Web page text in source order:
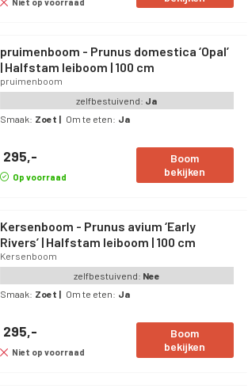
Niet op voorraad
pruimenboom - Prunus domestica ‘Opal’
| Halfstam leiboom | 100 cm
pruimenboom
zelfbestuivend: Ja
Smaak: Zoet | Om te eten: Ja
295,-
Op voorraad
Boom
bekijken
Kersenboom - Prunus avium ‘Early
Rivers’ | Halfstam leiboom | 100 cm
Kersenboom
zelfbestuivend: Nee
Smaak: Zoet | Om te eten: Ja
295,-
Niet op voorraad
Boom
bekijken